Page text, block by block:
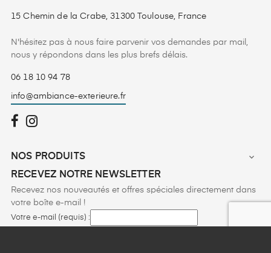
15 Chemin de la Crabe, 31300 Toulouse, France
N'hésitez pas à nous faire parvenir vos demandes par mail,
nous y répondons dans les plus brefs délais.
06 18 10 94 78
info@ambiance-exterieure.fr
NOS PRODUITS

RECEVEZ NOTRE NEWSLETTER
Recevez nos nouveautés et offres spéciales directement dans
votre boîte e-mail !
Votre e-mail (requis) :